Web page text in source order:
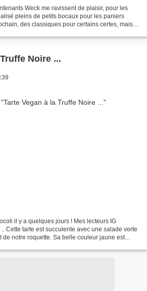
Weck me ravissent de plaisir, pour les
pleins de petits bocaux pour les paniers
des classiques pour certains certes, mais
Noire ...
il y a quelques jours ! Mes lecteurs IG
Cette tarte est succulente avec une salade verte
de notre roquette. Sa belle couleur jaune est